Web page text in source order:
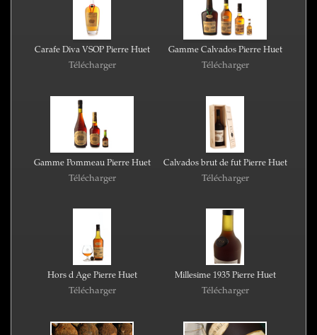
Carafe Diva VSOP Pierre Huet
Télécharger
Gamme Calvados Pierre Huet
Télécharger
Gamme Pommeau Pierre Huet
Télécharger
Calvados brut de fut Pierre Huet
Télécharger
Hors d Age Pierre Huet
Télécharger
Millesime 1935 Pierre Huet
Télécharger